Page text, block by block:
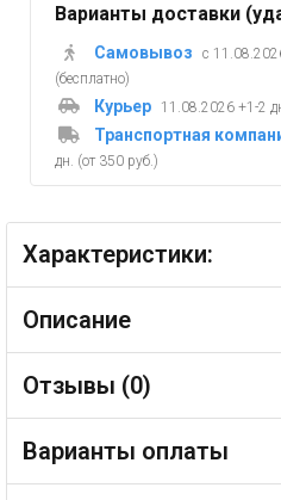
Варианты доставки
Самовывоз
с
(бесплатно)
Курьер 11.08.2026 +1-2
Транспортная
дн. (от 350 руб.)
Характеристики:
Описание
Отзывы (0)
Варианты оплаты